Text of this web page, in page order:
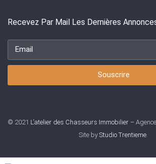
Recevez Par Mail Les Dernières
Souscrire
© 2021 L’atelier des Chasseurs Immobilier–
Site by Studio Trentieme